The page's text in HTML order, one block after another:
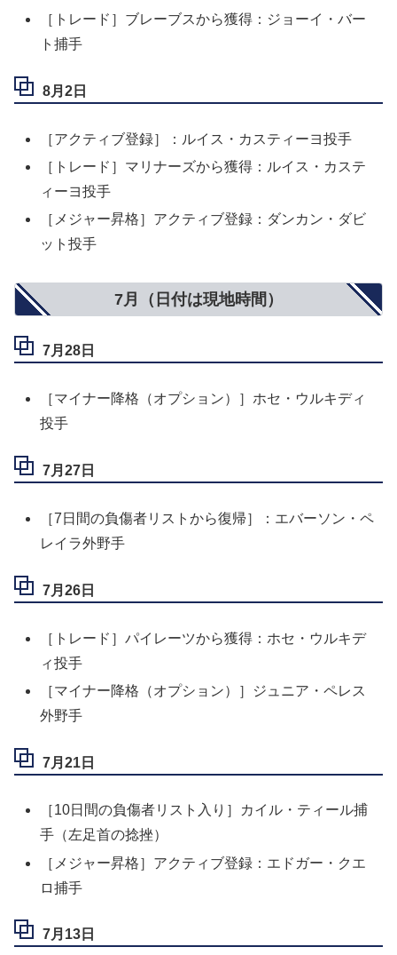
［トレード］ブレーブスから獲得：ジョーイ・バー
ト捕手
8月2日
［アクティブ登録］：ルイス・カスティーヨ投手
［トレード］マリナーズから獲得：ルイス・カステ
ィーヨ投手
［メジャー昇格］アクティブ登録：ダンカン・ダビ
ット投手
7月（日付は現地時間）
7月28日
［マイナー降格（オプション）］ホセ・ウルキディ
投手
7月27日
［7日間の負傷者リストから復帰］：エバーソン・ペ
レイラ外野手
7月26日
［トレード］パイレーツから獲得：ホセ・ウルキデ
ィ投手
［マイナー降格（オプション）］ジュニア・ペレス
外野手
7月21日
［10日間の負傷者リスト入り］カイル・ティール捕
手（左足首の捻挫）
［メジャー昇格］アクティブ登録：エドガー・クエ
ロ捕手
7月13日